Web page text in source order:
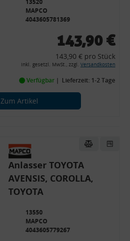
13520
MAPCO
4043605781369
143,90 €
143,90 € pro Stück
inkl. gesetzl. MwSt., zzgl. Versandkosten
Verfügbar Lieferzeit: 1-2 Tage
Zum Artikel
Anlasser TOYOTA
AVENSIS, COROLLA,
TOYOTA
13550
MAPCO
4043605779267